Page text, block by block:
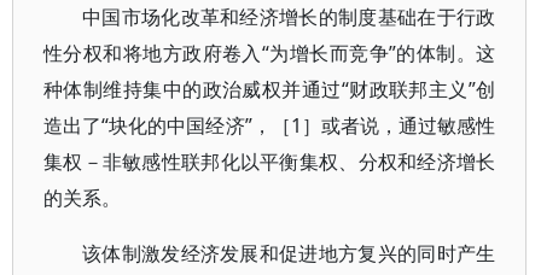
中国市场化改革和经济增长的制度基础在于行政
性分权和将地方政府卷入“为增长而竞争”的体制。这
种体制维持集中的政治威权并通过“财政联邦主义”创
造出了“块化的中国经济”，［1］或者说，通过敏感性
集权－非敏感性联邦化以平衡集权、分权和经济增长
的关系。
该体制激发经济发展和促进地方复兴的同时产生